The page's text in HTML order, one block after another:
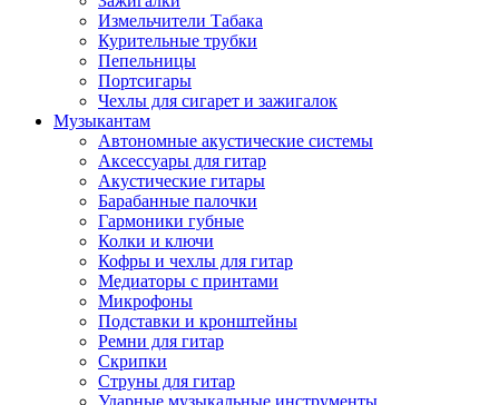
Измельчители Табака
Курительные трубки
Пепельницы
Портсигары
Чехлы для сигарет и зажигалок
Музыкантам
Автономные акустические системы
Аксессуары для гитар
Акустические гитары
Барабанные палочки
Гармоники губные
Колки и ключи
Кофры и чехлы для гитар
Медиаторы с принтами
Микрофоны
Подставки и кронштейны
Ремни для гитар
Скрипки
Струны для гитар
Ударные музыкальные инструменты